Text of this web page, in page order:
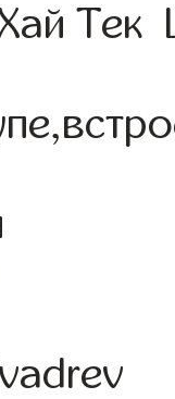
Тек